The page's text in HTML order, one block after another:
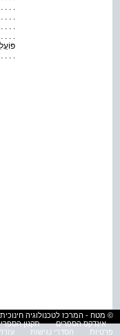
© מטח - המרכז לטכנולוגיה חינוכית
אינדקס הספרים
תקנון
פרטיות
הסדרי נגישות עזרה